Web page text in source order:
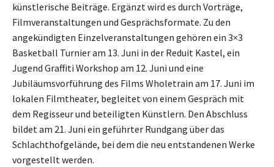
künstlerische Beiträge. Ergänzt wird es durch Vorträge,
Filmveranstaltungen und Gesprächsformate. Zu den
angekündigten Einzelveranstaltungen gehören ein 3×3
Basketball Turnier am 13. Juni in der Reduit Kastel, ein
Jugend Graffiti Workshop am 12. Juni und eine
Jubiläumsvorführung des Films Wholetrain am 17. Juni im
lokalen Filmtheater, begleitet von einem Gespräch mit
dem Regisseur und beteiligten Künstlern. Den Abschluss
bildet am 21. Juni ein geführter Rundgang über das
Schlachthofgelände, bei dem die neu entstandenen Werke
vorgestellt werden.